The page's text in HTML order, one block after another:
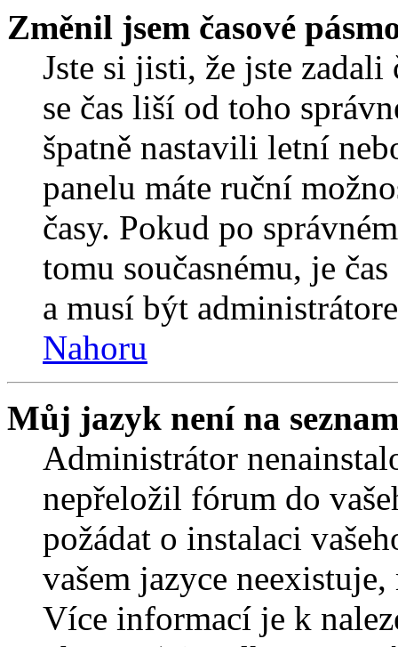
Změnil jsem časové
Jste si jisti, že jste zadali
se čas liší od toho
špatně nastavili letní
panelu máte ruční
časy. Pokud po
tomu současnému, je
a musí být
Nahoru
Můj jazyk není na
Administrátor
nepřeložil fórum do
požádat o instalaci
vašem jazyce
Více informací je k